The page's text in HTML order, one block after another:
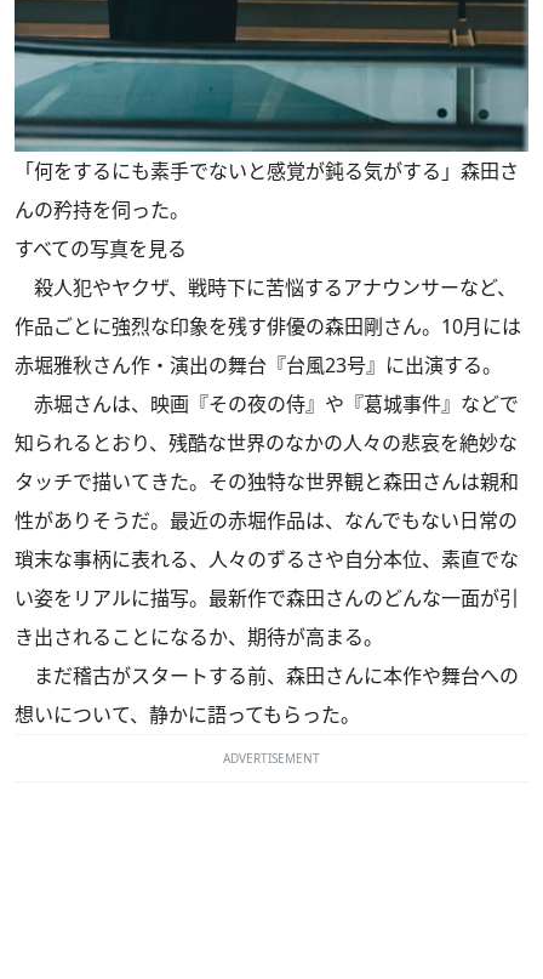
「何をするにも素手でないと感覚が鈍る気がする」森田さ
んの矜持を伺った。
すべての写真を見る
殺人犯やヤクザ、戦時下に苦悩するアナウンサーなど、
作品ごとに強烈な印象を残す俳優の森田剛さん。10月には
赤堀雅秋さん作・演出の舞台『台風23号』に出演する。
赤堀さんは、映画『その夜の侍』や『葛城事件』などで
知られるとおり、残酷な世界のなかの人々の悲哀を絶妙な
タッチで描いてきた。その独特な世界観と森田さんは親和
性がありそうだ。最近の赤堀作品は、なんでもない日常の
瑣末な事柄に表れる、人々のずるさや自分本位、素直でな
い姿をリアルに描写。最新作で森田さんのどんな一面が引
き出されることになるか、期待が高まる。
まだ稽古がスタートする前、森田さんに本作や舞台への
想いについて、静かに語ってもらった。
ADVERTISEMENT